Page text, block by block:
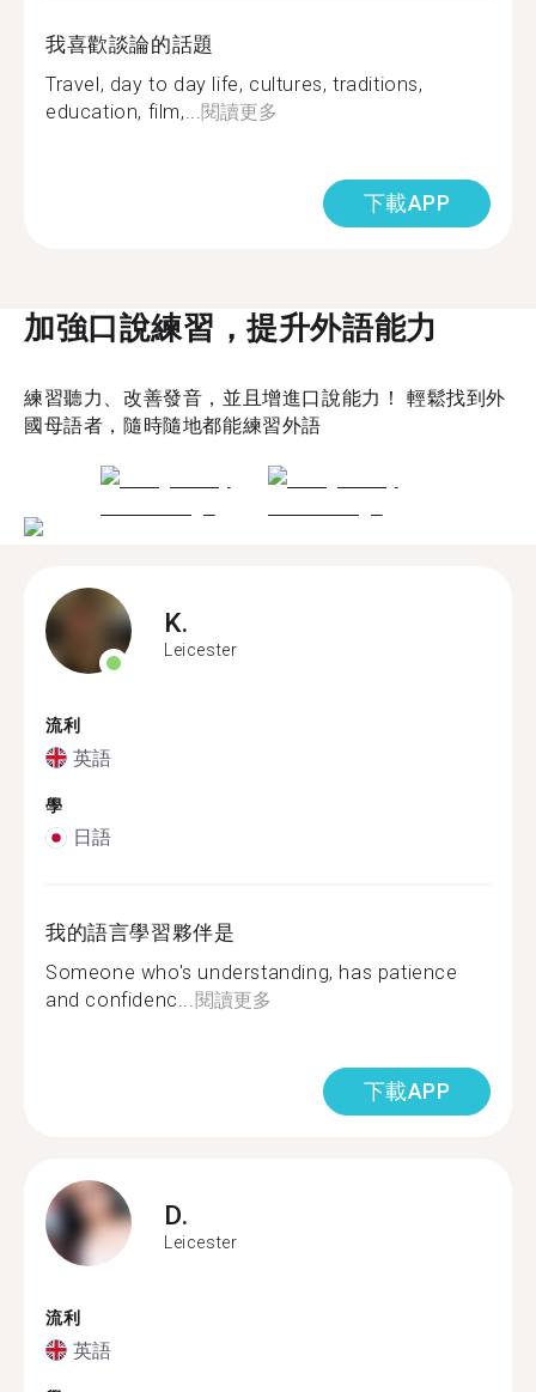
我喜歡談論的話題
Travel, day to day life, cultures, traditions,
education, film,... 閱讀更多
下載APP
加強口說練習，提升外語能力
練習聽力、改善發音，並且增進口說能力！ 輕鬆找到外
國母語者，隨時隨地都能練習外語
K.
Leicester
流利
英語
學
日語
我的語言學習夥伴是
Someone who's understanding, has patience
and confidenc...閱讀更多
下載APP
D.
Leicester
流利
英語